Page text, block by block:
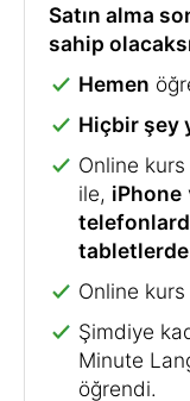
Satın alma
sahip
Hemen
Hiçbir şey
Online kurs
ile, iPhone
tabletlerde
Online kurs
Şimdiye
Minute
öğrendi.